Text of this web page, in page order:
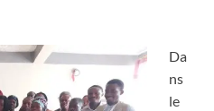
Da
ns
le